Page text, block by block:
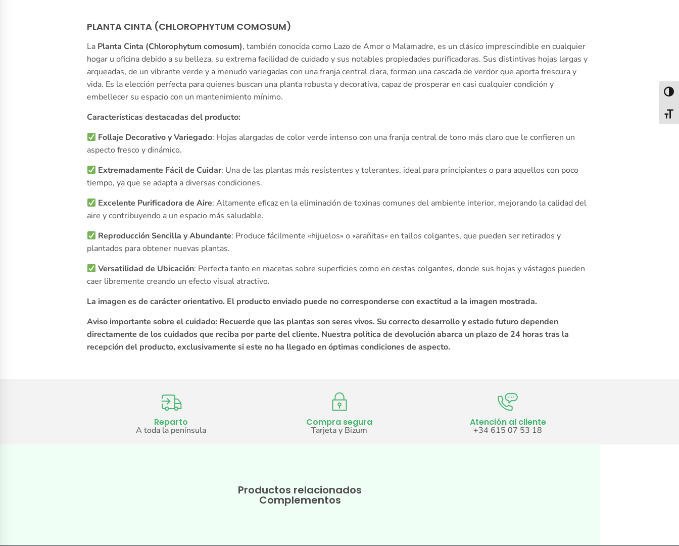
PLANTA CINTA (CHLOROPHYTUM COMOSUM)
La Planta Cinta (Chlorophytum comosum), también conocida como Lazo de Amor o Malamadre, es un clásico imprescindible en cualquier
hogar u oficina debido a su belleza, su extrema facilidad de cuidado y sus notables propiedades purificadoras. Sus distintivas hojas largas y
arqueadas, de un vibrante verde y a menudo variegadas con una franja central clara, forman una cascada de verdor que aporta frescura y
vida. Es la elección perfecta para quienes buscan una planta robusta y decorativa, capaz de prosperar en casi cualquier condición y
embellecer su espacio con un mantenimiento mínimo.
Características destacadas del producto:
Follaje Decorativo y Variegado: Hojas alargadas de color verde intenso con una franja central de tono más claro que le confieren un
aspecto fresco y dinámico.
Extremadamente Fácil de Cuidar: Una de las plantas más resistentes y tolerantes, ideal para principiantes o para aquellos con poco
tiempo, ya que se adapta a diversas condiciones.
Excelente Purificadora de Aire: Altamente eficaz en la eliminación de toxinas comunes del ambiente interior, mejorando la calidad del
aire y contribuyendo a un espacio más saludable.
Reproducción Sencilla y Abundante: Produce fácilmente «hijuelos» o «arañitas» en tallos colgantes, que pueden ser retirados y
plantados para obtener nuevas plantas.
Versatilidad de Ubicación: Perfecta tanto en macetas sobre superficies como en cestas colgantes, donde sus hojas y vástagos pueden
caer libremente creando un efecto visual atractivo.
La imagen es de carácter orientativo. El producto enviado puede no corresponderse con exactitud a la imagen mostrada.
Aviso importante sobre el cuidado: Recuerde que las plantas son seres vivos. Su correcto desarrollo y estado futuro dependen
directamente de los cuidados que reciba por parte del cliente. Nuestra política de devolución abarca un plazo de 24 horas tras la
recepción del producto, exclusivamente si este no ha llegado en óptimas condiciones de aspecto.
Reparto
A toda la península
Compra segura
Tarjeta y Bizum
Atención al cliente
+34 615 07 53 18
Productos relacionados
Complementos